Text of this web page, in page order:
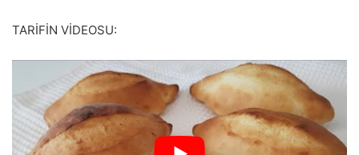
TARİFİN VİDEOSU: